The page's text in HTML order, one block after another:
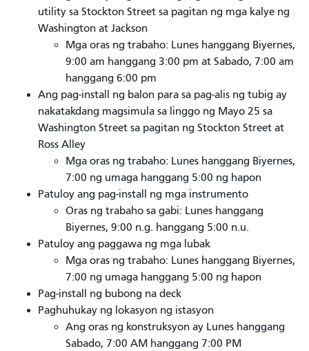
utility sa Stockton Street sa pagitan ng mga kalye ng
Washington at Jackson
Mga oras ng trabaho: Lunes hanggang Biyernes,
9:00 am hanggang 3:00 pm at Sabado, 7:00 am
hanggang 6:00 pm
Ang pag-install ng balon para sa pag-alis ng tubig ay
nakatakdang magsimula sa linggo ng Mayo 25 sa
Washington Street sa pagitan ng Stockton Street at
Ross Alley
Mga oras ng trabaho: Lunes hanggang Biyernes,
7:00 ng umaga hanggang 5:00 ng hapon
Patuloy ang pag-install ng mga instrumento
Oras ng trabaho sa gabi: Lunes hanggang
Biyernes, 9:00 n.g. hanggang 5:00 n.u.
Patuloy ang paggawa ng mga lubak
Mga oras ng trabaho: Lunes hanggang Biyernes,
7:00 ng umaga hanggang 5:00 ng hapon
Pag-install ng bubong na deck
Paghuhukay ng lokasyon ng istasyon
Ang oras ng konstruksyon ay Lunes hanggang
Sabado, 7:00 AM hanggang 7:00 PM